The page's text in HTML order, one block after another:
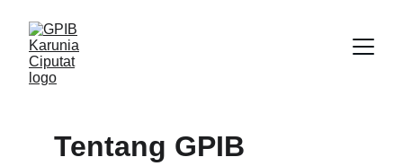
Tentang GPIB